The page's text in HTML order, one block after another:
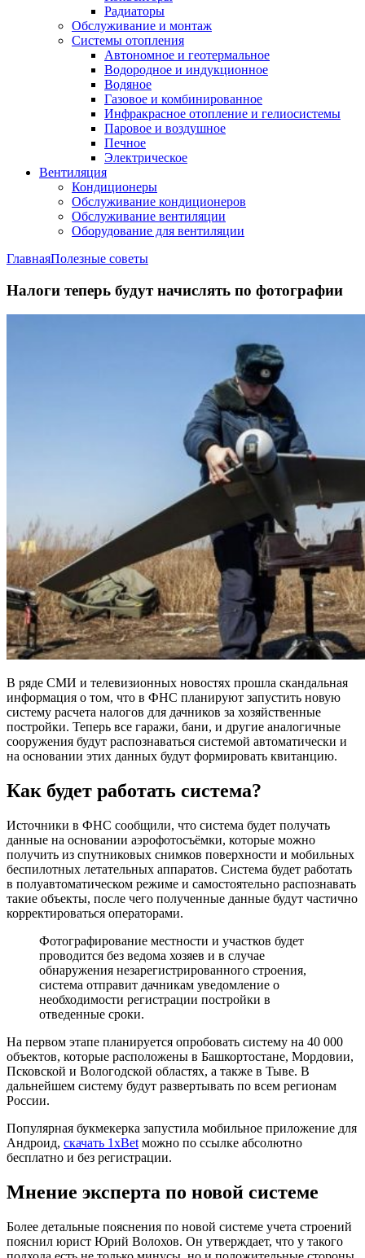
Радиаторы
Обслуживание и монтаж
Системы отопления
Автономное и геотермальное
Водородное и индукционное
Водяное
Газовое и комбинированное
Инфракрасное отопление и гелиосистемы
Паровое и воздушное
Печное
Электрическое
Вентиляция
Кондиционеры
Обслуживание кондиционеров
Обслуживание вентиляции
Оборудование для вентиляции
ГлавнаяПолезные советы
Налоги теперь будут начислять по фотографии
В ряде СМИ и телевизионных новостях прошла скандальная
информация о том, что в ФНС планируют запустить новую
систему расчета налогов для дачников за хозяйственные
постройки. Теперь все гаражи, бани, и другие аналогичные
сооружения будут распознаваться системой автоматически и
на основании этих данных будут формировать квитанцию.
Как будет работать система?
Источники в ФНС сообщили, что система будет получать
данные на основании аэрофотосъёмки, которые можно
получить из спутниковых снимков поверхности и мобильных
беспилотных летательных аппаратов. Система будет работать
в полуавтоматическом режиме и самостоятельно распознавать
такие объекты, после чего полученные данные будут частично
корректироваться операторами.
Фотографирование местности и участков будет
проводится без ведома хозяев и в случае
обнаружения незарегистрированного строения,
система отправит дачникам уведомление о
необходимости регистрации постройки в
отведенные сроки.
На первом этапе планируется опробовать систему на 40 000
объектов, которые расположены в Башкортостане, Мордовии,
Псковской и Вологодской областях, а также в Тыве. В
дальнейшем систему будут развертывать по всем регионам
России.
Популярная букмекерка запустила мобильное приложение для
Андроид, скачать 1xBet можно по ссылке абсолютно
бесплатно и без регистрации.
Мнение эксперта по новой системе
Более детальные пояснения по новой системе учета строений
пояснил юрист Юрий Волохов. Он утверждает, что у такого